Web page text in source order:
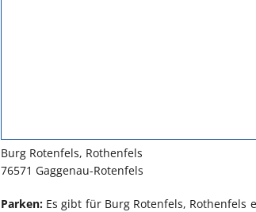
Burg Rotenfels, Rothenfels
76571 Gaggenau-Rotenfels
Parken: Es gibt für Burg Rotenfels, Rothenfels